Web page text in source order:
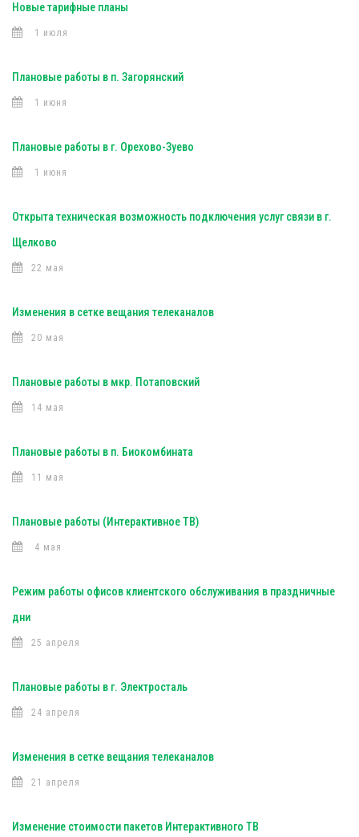
Новые тарифные планы
1 июля
Плановые работы в п. Загорянский
1 июня
Плановые работы в г. Орехово-Зуево
1 июня
Открыта техническая возможность подключения услуг связи в г.
Щелково
22 мая
Изменения в сетке вещания телеканалов
20 мая
Плановые работы в мкр. Потаповский
14 мая
Плановые работы в п. Биокомбината
11 мая
Плановые работы (Интерактивное ТВ)
4 мая
Режим работы офисов клиентского обслуживания в праздничные
дни
25 апреля
Плановые работы в г. Электросталь
24 апреля
Изменения в сетке вещания телеканалов
21 апреля
Изменение стоимости пакетов Интерактивного ТВ